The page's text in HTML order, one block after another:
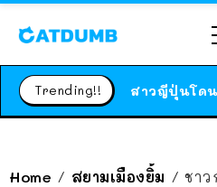
Trending!!
Home / สยามเมืองยิ้ม / ชาวกรุงเทพ